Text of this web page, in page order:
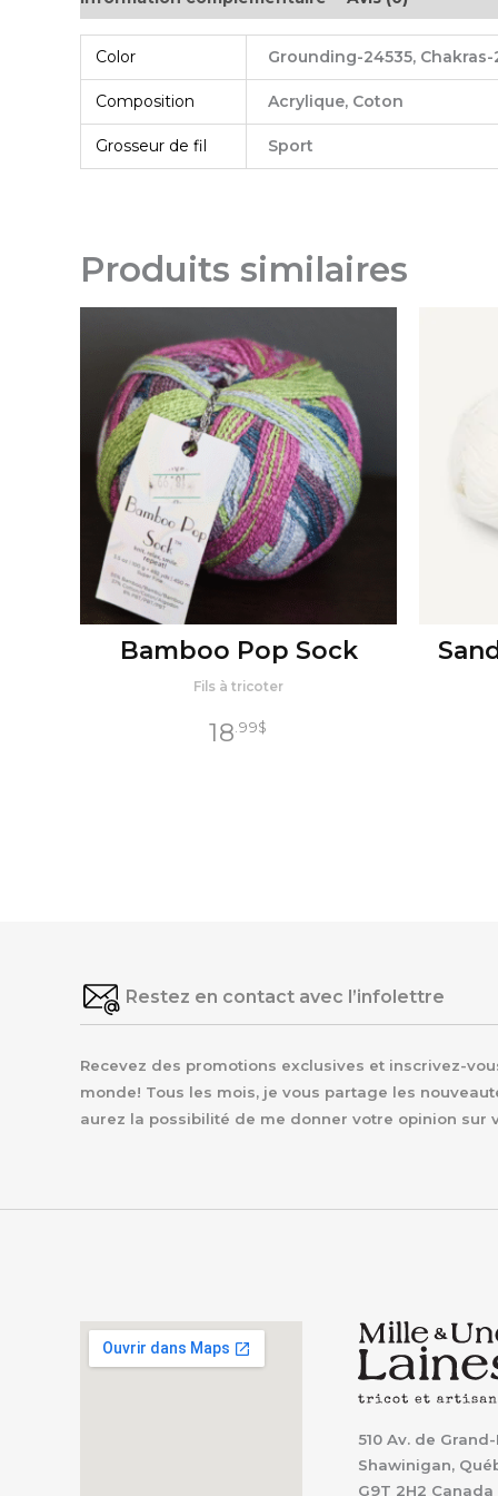
Color Grounding-24535,
Composition Acrylique, Coton
Grosseur de fil Sport
Produits similaires
Bamboo Pop Sock
Fils à tricoter
18 .99$
Restez en contact avec l’infolettre
Recevez des promotions exclusives et inscrivez-
monde! Tous les mois, je vous partage les
aurez la possibilité de me donner votre opinion sur
510 Av. de
Shawinigan,
G9T 2H2 Canada